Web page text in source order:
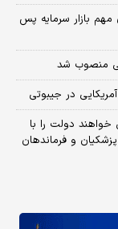
دوشنبه ۱۹ مرداد ۱۴۰۵/ آزمون مهم بازار سرمایه پس
منصوب شد
در جیبوتی
خواهند دولت را با
و فرماندهان